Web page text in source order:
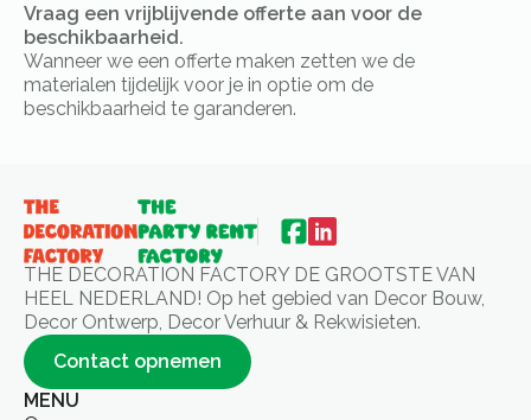
Vraag een vrijblijvende offerte aan voor de
beschikbaarheid.
Wanneer we een offerte maken zetten we de
materialen tijdelijk voor je in optie om de
beschikbaarheid te garanderen.
THE DECORATION FACTORY DE GROOTSTE VAN
HEEL NEDERLAND! Op het gebied van Decor Bouw,
Decor Ontwerp, Decor Verhuur & Rekwisieten.
Contact opnemen
MENU